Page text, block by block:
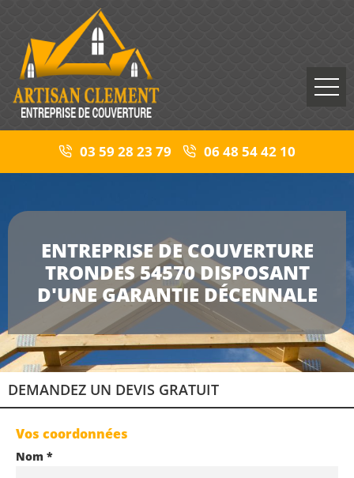
03 59 28 23 79 06 48 54 42 10
ENTREPRISE DE COUVERTURE
TRONDES 54570 DISPOSANT
D'UNE GARANTIE DÉCENNALE
DEMANDEZ UN DEVIS GRATUIT
Vos coordonnées
Nom *